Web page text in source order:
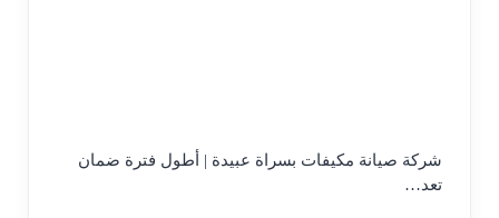
شركة صيانة مكيفات بسراة عبيدة | أطول فترة ضمان
تعد…